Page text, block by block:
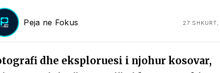
Peja ne Fokus 27
dhe eksploruesi i njohur kosovar,